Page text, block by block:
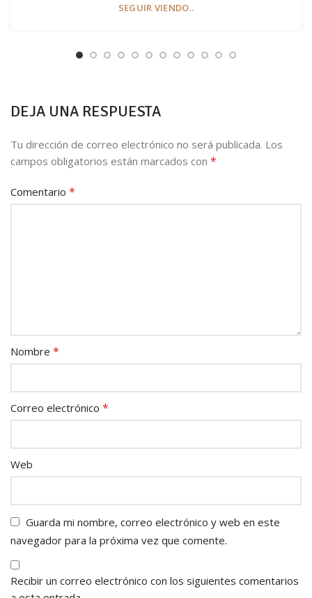
SEGUIR VIENDO..
DEJA UNA RESPUESTA
Tu dirección de correo electrónico no será publicada. Los
campos obligatorios están marcados con *
Comentario *
Nombre *
Correo electrónico *
Web
Guarda mi nombre, correo electrónico y web en este
navegador para la próxima vez que comente.
Recibir un correo electrónico con los siguientes comentarios